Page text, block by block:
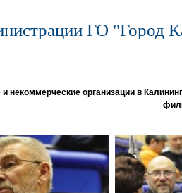
ГО "Город
организации в